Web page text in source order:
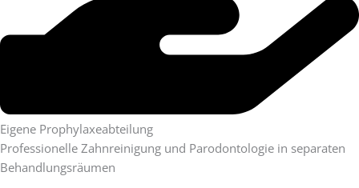
Eigene Prophylaxeabteilung
Professionelle Zahnreinigung und Parodontologie in separaten
Behandlungsräumen